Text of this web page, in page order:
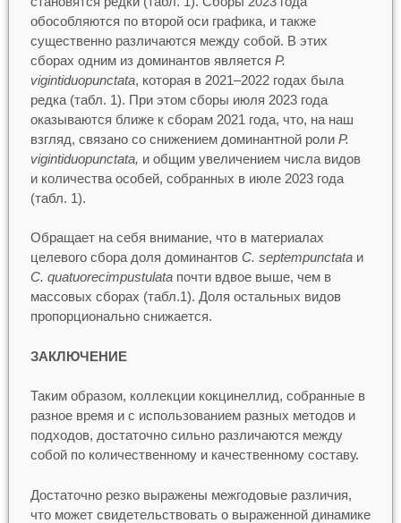
обособляются по второй оси графика, и также
существенно различаются между собой. В этих
сборах одним из доминантов является P.
vigintiduopunctata, которая в 2021–2022 годах была
редка (табл. 1). При этом сборы июля 2023 года
оказываются ближе к сборам 2021 года, что, на наш
взгляд, связано со снижением доминантной роли P.
vigintiduopunctata, и общим увеличением числа видов
и количества особей, собранных в июле 2023 года
(табл. 1).
Обращает на себя внимание, что в материалах
целевого сбора доля доминантов C. septempunctataи
C. quatuorecimpustulataпочти вдвое выше, чем в
массовых сборах (табл.1). Доля остальных видов
пропорционально снижается.
ЗАКЛЮЧЕНИЕ
Таким образом, коллекции кокцинеллид, собранные в
разное время и с использованием разных методов и
подходов, достаточно сильно различаются между
собой по количественному и качественному составу.
Достаточно резко выражены межгодовые различия,
что может свидетельствовать о выраженной динамике